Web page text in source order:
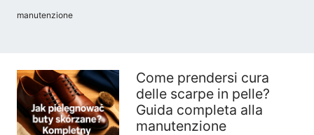
manutenzione
Come prendersi cura
delle scarpe in pelle?
Guida completa alla
manutenzione